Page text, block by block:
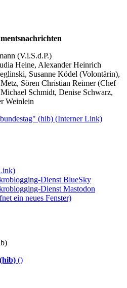
(V.i.S.d.P.)
Heine, Alexander Heinrich
Susanne Ködel (Volontärin),
Sören Christian Reimer (Chef
Schmidt, Denise Schwarz,
Weinlein
(hib) (Interner Link)
Dienst BlueSky
Dienst Mastodon
ein neues Fenster)
()